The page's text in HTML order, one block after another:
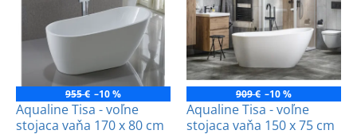
oo
d
u
955 € –10 %
Aqualine Tisa - voľne
stojaca vaňa 170 x 80 cm
909 € –10 %
Aqualine Tisa - voľne
stojaca vaňa 150 x 75 cm